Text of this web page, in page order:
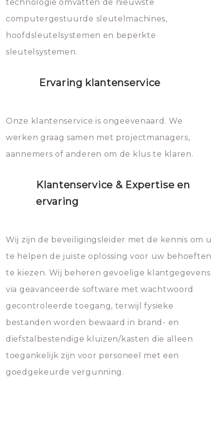
technologie omvatten de nieuwste
computergestuurde sleutelmachines,
hoofdsleutelsystemen en beperkte
sleutelsystemen.
Ervaring klantenservice
Onze klantenservice is ongeëvenaard. We
werken graag samen met projectmanagers,
aannemers of anderen om de klus te klaren.
Klantenservice & Expertise en
ervaring
Wij zijn de beveiligingsleider met de kennis om u
te helpen de juiste oplossing voor uw behoeften
te kiezen. Wij beheren gevoelige klantgegevens
via geavanceerde software met wachtwoord
gecontroleerde toegang, terwijl fysieke
bestanden worden bewaard in brand- en
diefstalbestendige kluizen/kasten die alleen
toegankelijk zijn voor personeel met een
goedgekeurde vergunning.